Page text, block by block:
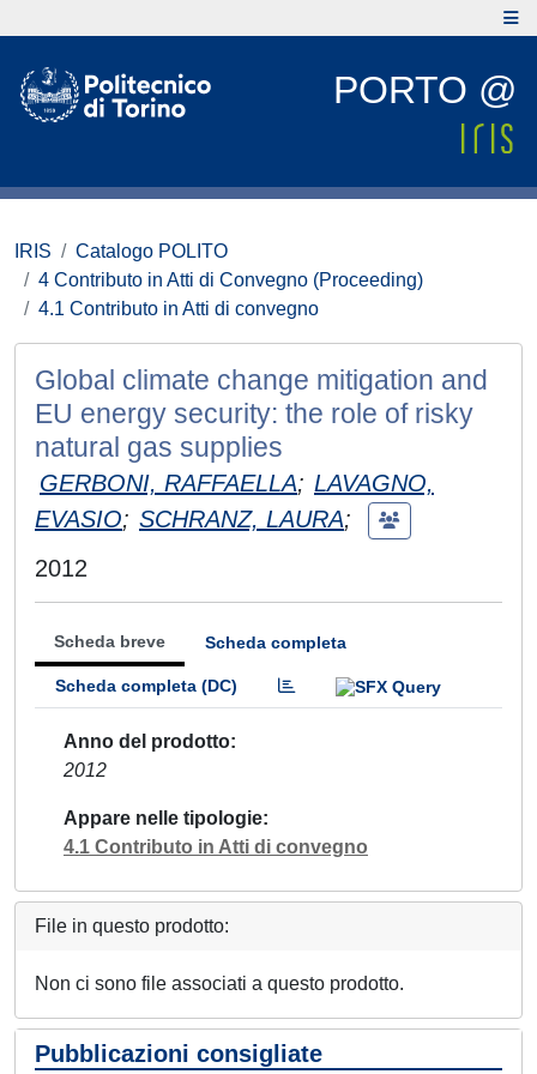
PORTO @
IRIS
Catalogo POLITO
4 Contributo in Atti di Convegno (Proceeding)
4.1 Contributo in Atti di convegno
Global climate change mitigation and
EU energy security: the role of risky
natural gas supplies
GERBONI, RAFFAELLA; LAVAGNO,
EVASIO; SCHRANZ, LAURA;
2012
Scheda breve Scheda completa
Scheda completa (DC)
Anno del prodotto
2012
Appare nelle tipologie
4.1 Contributo in Atti di convegno
File in questo prodotto:
Non ci sono file associati a questo prodotto.
Pubblicazioni consigliate